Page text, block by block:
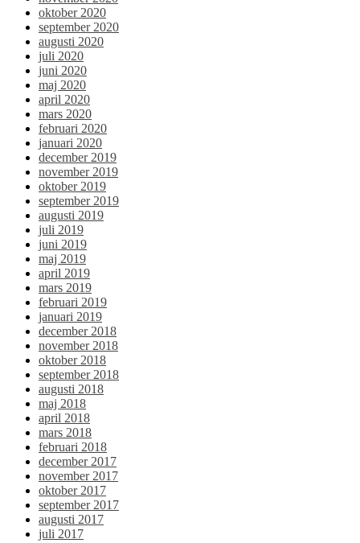
oktober 2020
september 2020
augusti 2020
juli 2020
juni 2020
maj 2020
april 2020
mars 2020
februari 2020
januari 2020
december 2019
november 2019
oktober 2019
september 2019
augusti 2019
juli 2019
juni 2019
maj 2019
april 2019
mars 2019
februari 2019
januari 2019
december 2018
november 2018
oktober 2018
september 2018
augusti 2018
maj 2018
april 2018
mars 2018
februari 2018
december 2017
november 2017
oktober 2017
september 2017
augusti 2017
juli 2017